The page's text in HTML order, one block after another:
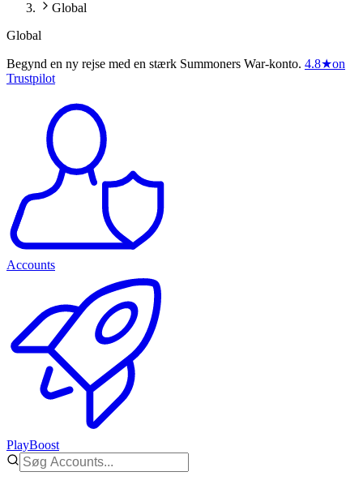
Global
Global
Begynd en ny rejse med en stærk Summoners War-konto. 4.8★on
Trustpilot
Accounts
PlayBoost